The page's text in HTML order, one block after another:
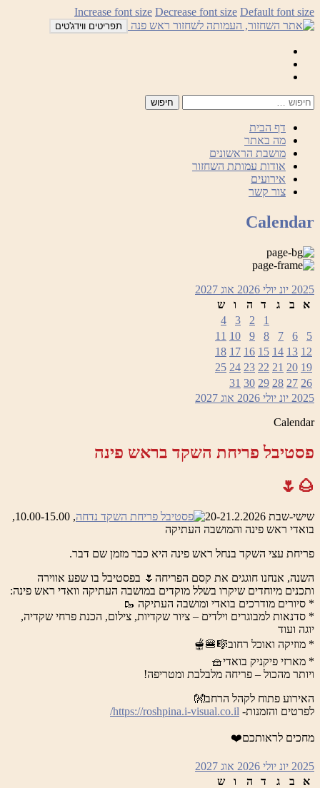
לדלג
לתוכן
Increase font size Decrease font size Default font size
תפריטים ווידג'טים
דף הבית
מה באתר
מושבת הראשונים
אודות עמותת השחזור
אירועים
צור קשר
Calendar
2025 יונ יולי 2026 אוג 2027
א
ב ג ד ה ו
ש
1
2
3
4
5
6
7
8
9
10
11
12
13
14
15
16
17
18
19
20
21
22
23
24
25
26
27
28
29
30
31
2025 יונ יולי 2026 אוג 2027
Calendar
פסטיבל פריחת השקד בראש פינה
🌰🌷
שישי-שבת 20-21.2.2026
, 10.00-15.00,
בואדי ראש פינה והמושבה העתיקה
פריחת עצי השקד בנחל ראש פינה היא כבר מזמן שם דבר.
השנה, אנחנו חוגגים את קסם הפריחה🌷 בפסטיבל בו שפע אווירה
ותכנים מיוחדים שיקרו בשלל מוקדים במושבה העתיקה וואדי ראש פינה:
* סיורים מודרכים בואדי ומושבה העתיקה 🥾
* סדנאות למבוגרים וילדים – ציור שקדיות, צילום, הכנת פרחי שקדיה,
יוגה ועוד
* מוזיקה ואוכל רחוב🎼🍔🫕
* מארזי פיקניק בואדי🧺
ויותר מהכול – פריחה מלבלבת ומטריפה!
האירוע פתוח לקהל הרחב👐
לפרטים והזמנות- https://roshpina.i-visual.co.il/
מחכים לראותכם❤️
2025 יונ יולי 2026 אוג 2027
א
ב ג ד ה ו
ש